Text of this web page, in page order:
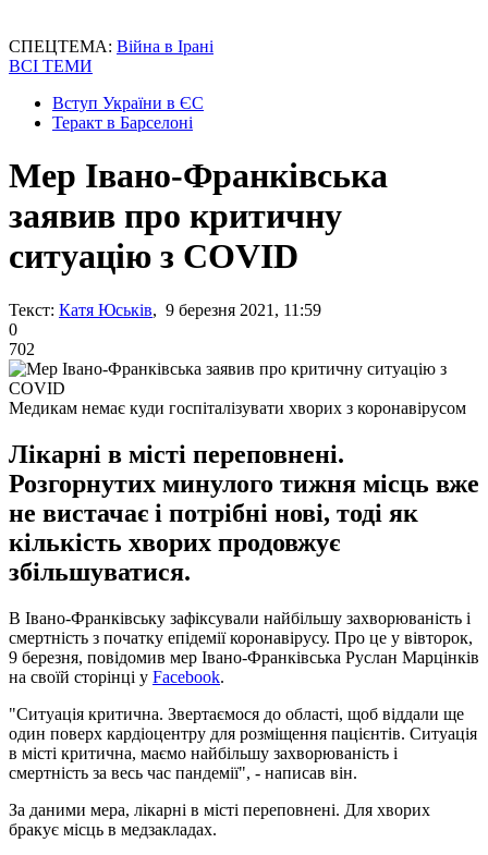
СПЕЦТЕМА: Війна в Ірані
ВСІ ТЕМИ
Вступ України в ЄС
Теракт в Барселоні
Мер Івано-Франківська
заявив про критичну
ситуацію з COVID
Текст: Катя Юськів, 9 березня 2021, 11:59
0
702
Медикам немає куди госпіталізувати хворих з коронавірусом
Лікарні в місті переповнені.
Розгорнутих минулого тижня місць вже
не вистачає і потрібні нові, тоді як
кількість хворих продовжує
збільшуватися.
В Івано-Франківську зафіксували найбільшу захворюваність і
смертність з початку епідемії коронавірусу. Про це у вівторок,
9 березня, повідомив мер Івано-Франківська Руслан Марцінків
на своїй сторінці у Facebook.
"Ситуація критична. Звертаємося до області, щоб віддали ще
один поверх кардіоцентру для розміщення пацієнтів. Ситуація
в місті критична, маємо найбільшу захворюваність і
смертність за весь час пандемії", - написав він.
За даними мера, лікарні в місті переповнені. Для хворих
бракує місць в медзакладах.